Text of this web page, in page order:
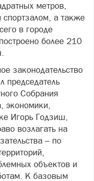
метров,
а также
в городе
более 210
законодательство
председатель
Собрания
экономики,
Игорь Годзиш,
возлагать на
– по
объектов и
К базовым